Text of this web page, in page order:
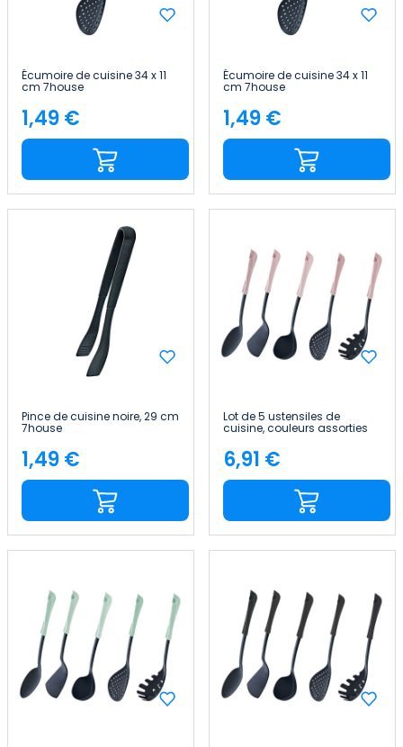
Écumoire de cuisine 34 x 11
cm 7house
Price
1,49 €
Écumoire de cuisine 34 x 11
cm 7house
Price
1,49 €
Pince de cuisine noire, 29 cm
7house
Price
1,49 €
Lot de 5 ustensiles de
cuisine, couleurs assorties
Price
6,91 €